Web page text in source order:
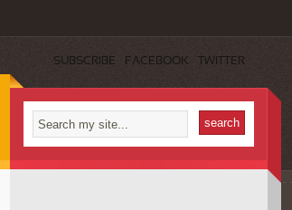
SUBSCRIBE FACEBOOK TWITTER